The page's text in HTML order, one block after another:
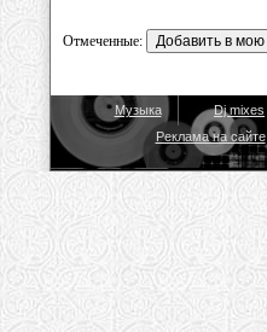
Отмеченные:
Музыка Dj mixes
Реклама на сайте